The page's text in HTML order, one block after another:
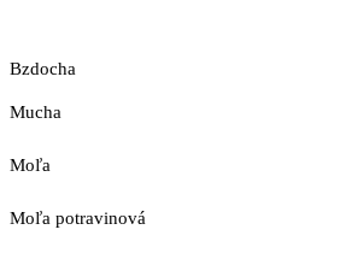
Bzdocha
Mucha
Moľa
Moľa potravinová